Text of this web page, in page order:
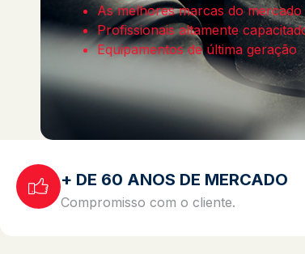
As melhores marcas do mercado
Profissionais altamente
Equipamentos de última geração
+ DE 60 ANOS DE MERCADO
Compromisso com o cliente.